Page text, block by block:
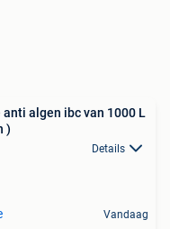
anti algen ibc van 1000 L
)
Details
Vandaag